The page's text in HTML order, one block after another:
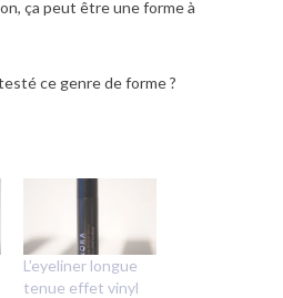
ça peut être une forme à
ce genre de forme ?
L’eyeliner longue
tenue effet vinyl